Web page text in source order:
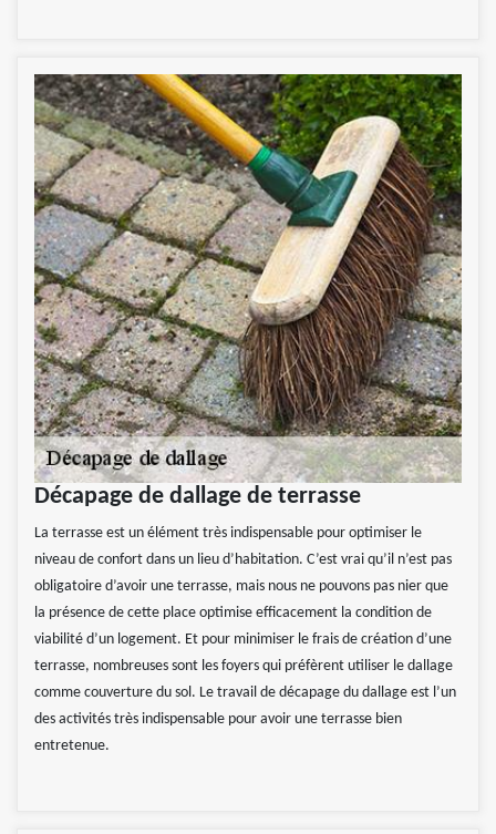
Décapage de dallage de terrasse
La terrasse est un élément très indispensable pour optimiser le
niveau de confort dans un lieu d’habitation. C’est vrai qu’il n’est pas
obligatoire d’avoir une terrasse, mais nous ne pouvons pas nier que
la présence de cette place optimise efficacement la condition de
viabilité d’un logement. Et pour minimiser le frais de création d’une
terrasse, nombreuses sont les foyers qui préfèrent utiliser le dallage
comme couverture du sol. Le travail de décapage du dallage est l’un
des activités très indispensable pour avoir une terrasse bien
entretenue.